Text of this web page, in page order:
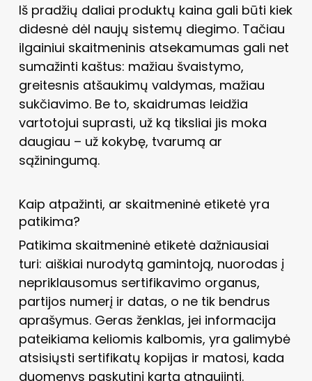
Iš pradžių daliai produktų kaina gali būti kiek
didesnė dėl naujų sistemų diegimo. Tačiau
ilgainiui skaitmeninis atsekamumas gali net
sumažinti kaštus: mažiau švaistymo,
greitesnis atšaukimų valdymas, mažiau
sukčiavimo. Be to, skaidrumas leidžia
vartotojui suprasti, už ką tiksliai jis moka
daugiau – už kokybę, tvarumą ar
sąžiningumą.
Kaip atpažinti, ar skaitmeninė etiketė yra
patikima?
Patikima skaitmeninė etiketė dažniausiai
turi: aiškiai nurodytą gamintoją, nuorodas į
nepriklausomus sertifikavimo organus,
partijos numerį ir datas, o ne tik bendrus
aprašymus. Geras ženklas, jei informacija
pateikiama keliomis kalbomis, yra galimybė
atsisiųsti sertifikatų kopijas ir matosi, kada
duomenys paskutinį kartą atnaujinti.